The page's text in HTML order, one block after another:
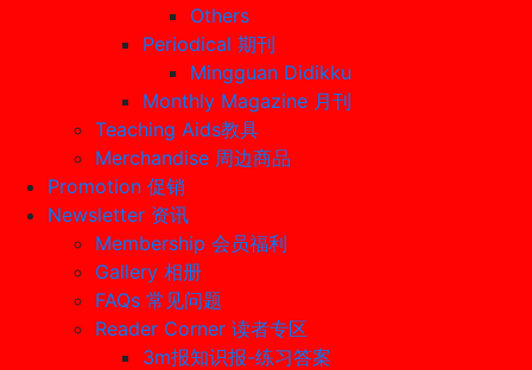
Others
Periodical 期刊
Mingguan Didikku
Monthly Magazine 月刊
Teaching Aids教具
Merchandise 周边商品
Promotion 促销
Newsletter 资讯
Membership 会员福利
Gallery 相册
FAQs 常见问题
Reader Corner 读者专区
3m报知识报-练习答案